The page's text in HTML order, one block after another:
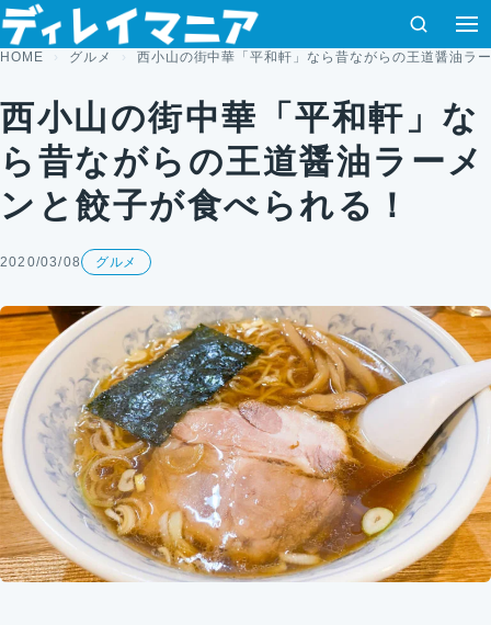
コンテンツへスキップ
検索
HOME グルメ 西小山の街中華「平和軒」なら昔ながらの王道醤油ラ
西小山の街中華「平和軒」な
ら昔ながらの王道醤油ラーメ
ンと餃子が食べられる！
2020/03/08 グルメ